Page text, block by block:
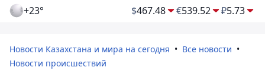
+23° $467.48 €539.52 ₽5.73
Новости Казахстана и мира на сегодня
Все новости
Новости происшествий